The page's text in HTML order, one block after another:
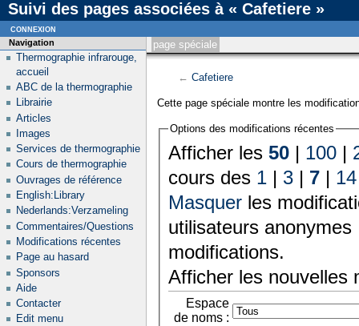
Suivi des pages associées à « Cafetiere »
page spéciale
← Cafetiere
Cette page spéciale montre les
Options des modifications récentes
Afficher les 50| 100|
cours des 1| 3| 7| 14
Masquerles
utilisateurs
modifications.
Afficher les nouvelles
Espace
de noms :
Navigation
Thermographie infrarouge,
accueil
ABC de la thermographie
Librairie
Articles
Images
Services de thermographie
Cours de thermographie
Ouvrages de référence
English:Library
Nederlands:Verzameling
Commentaires/Questions
Modifications récentes
Page au hasard
Sponsors
Aide
Contacter
Edit menu
connexion